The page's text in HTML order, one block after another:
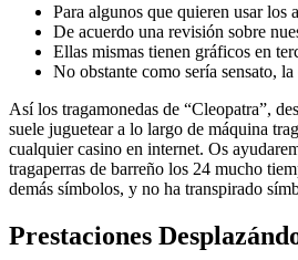
Para algunos que quieren usar los
De acuerdo una revisión sobre
Ellas mismas tienen gráficos en
No obstante como serí­a sensato,
Así los tragamonedas de “Cleopatra”,
suele juguetear a lo largo de máquina
cualquier casino en internet. Os
tragaperras de barreño los 24 mucho
demás símbolos, y no ha transpirado
Prestaciones